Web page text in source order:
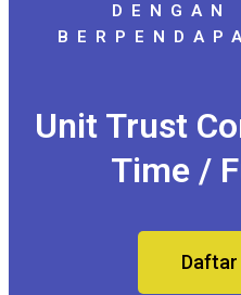
DENGAN
Unit Trust
Time /
Daftar